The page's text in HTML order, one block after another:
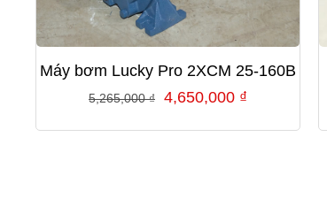
Máy bơm Lucky Pro 2XCM 25-160B
5,265,000₫
Giá
4,650,000 ₫